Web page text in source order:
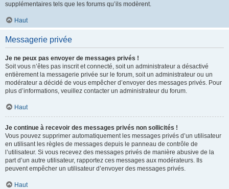
supplémentaires tels que les forums qu’ils modèrent.
Haut
Messagerie privée
Je ne peux pas envoyer de messages privés !
Soit vous n’êtes pas inscrit et connecté, soit un administrateur a désactivé
entièrement la messagerie privée sur le forum, soit un administrateur ou un
modérateur a décidé de vous empêcher d’envoyer des messages privés. Pour
plus d’informations, veuillez contacter un administrateur du forum.
Haut
Je continue à recevoir des messages privés non sollicités !
Vous pouvez supprimer automatiquement les messages privés d’un utilisateur
en utilisant les règles de messages depuis le panneau de contrôle de
l’utilisateur. Si vous recevez des messages privés de manière abusive de la
part d’un autre utilisateur, rapportez ces messages aux modérateurs. Ils
peuvent empêcher un utilisateur d’envoyer des messages privés.
Haut